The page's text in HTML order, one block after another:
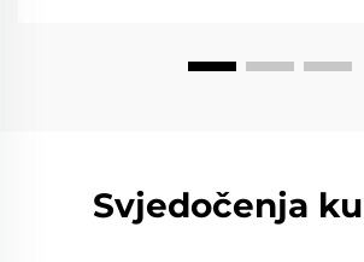
Svjedočenja